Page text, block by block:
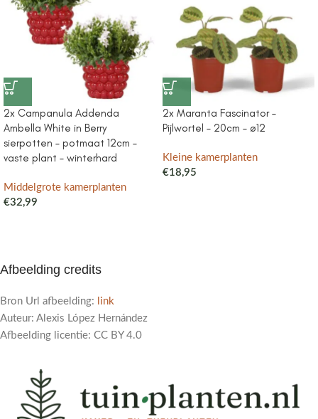
2x Campanula Addenda
Ambella White in Berry
sierpotten – potmaat 12cm –
vaste plant – winterhard
Middelgrote kamerplanten
€32,99
2x Maranta Fascinator –
Pijlwortel – 20cm – ø12
Kleine kamerplanten
€18,95
Afbeelding credits
Bron Url afbeelding:
link
Auteur: Alexis López Hernández
Afbeelding licentie: CC BY 4.0